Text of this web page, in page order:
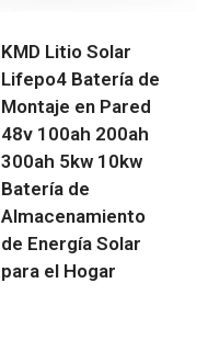
KMD Litio Solar
Lifepo4 Batería de
Montaje en Pared
48v 100ah 200ah
300ah 5kw 10kw
Batería de
Almacenamiento
de Energía Solar
para el Hogar